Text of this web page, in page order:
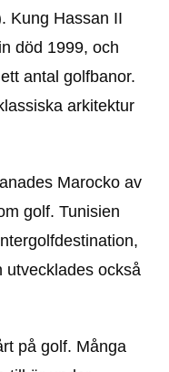
Kung Hassan II
död 1999, och
antal golfbanor.
arkitektur
Marocko av
golf. Tunisien
utvecklades också
på golf. Många